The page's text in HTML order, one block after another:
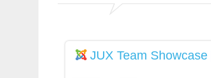
JUX Team Showcase